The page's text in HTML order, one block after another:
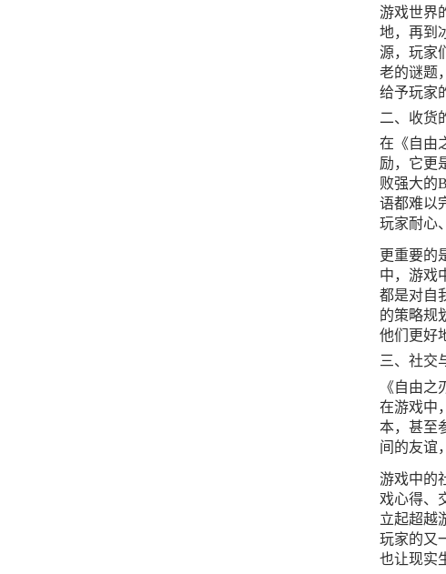
游戏世界
地，再到
源，玩家
老的谜题
给予玩家
二、收货
在《自由
励，它更
败强大的
语都难以
玩家耐心
更重要的
中，游戏
都是对自
的策略规
他们更好
三、社交
《自由
在游戏中
本，甚至
间的友谊
游戏中的
戏心得、
立起超越
玩家的又
也让现实